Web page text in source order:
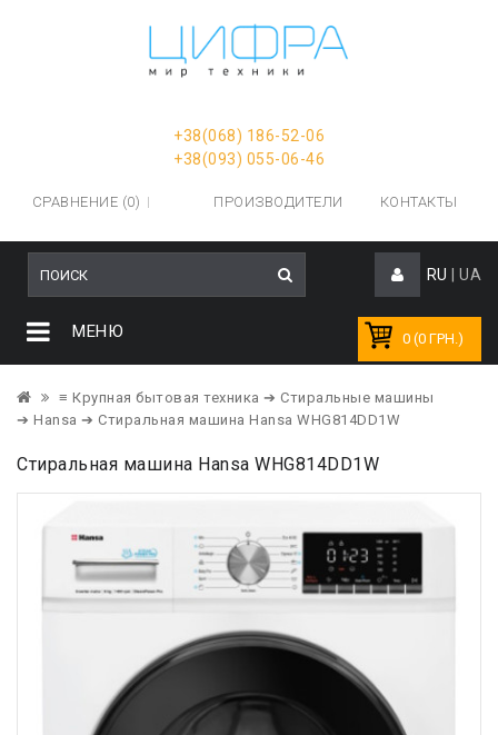
+38(068) 186-52-06
+38(093) 055-06-46
СРАВНЕНИЕ (0) ПРОИЗВОДИТЕЛИ КОНТАКТЫ
RU UA
0 (0 ГРН.)
МЕНЮ
≡ Крупная бытовая техника ➔ Стиральные машины
➔ Hansa ➔ Стиральная машина Hansa WHG814DD1W
Стиральная машина Hansa WHG814DD1W